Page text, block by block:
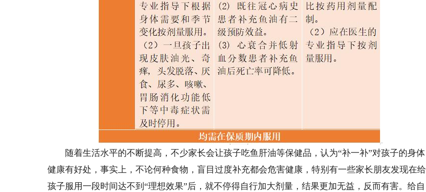
随着生活水平的不断提高，不少家长会让孩子吃鱼肝油等保健品，认为“补一补”对孩子的身体
健康有好处，事实上，不论何种食物，盲目过度补充都会危害健康，特别有一些家长朋友发现在给
孩子服用一段时间达不到“理想效果”后，就不停得自行加大剂量，结果更加无益，反而有害。给自